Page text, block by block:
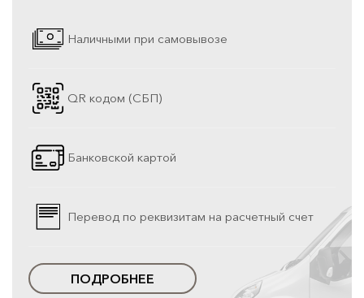
Наличными при самовывозе
QR кодом (СБП)
Банковской картой
Перевод по реквизитам на расчетный счет
ПОДРОБНЕЕ